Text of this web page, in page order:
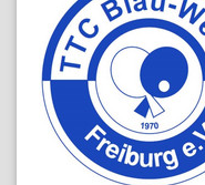
Sportstätten
Job-Börse
Kontakt